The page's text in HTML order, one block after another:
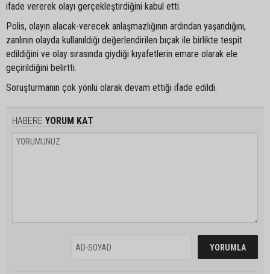
ifade vererek olayı gerçekleştirdiğini kabul etti.
Polis, olayın alacak-verecek anlaşmazlığının ardından yaşandığını,
zanlının olayda kullanıldığı değerlendirilen bıçak ile birlikte tespit
edildiğini ve olay sırasında giydiği kıyafetlerin emare olarak ele
geçirildiğini belirtti.
Soruşturmanın çok yönlü olarak devam ettiği ifade edildi.
HABERE YORUM KAT